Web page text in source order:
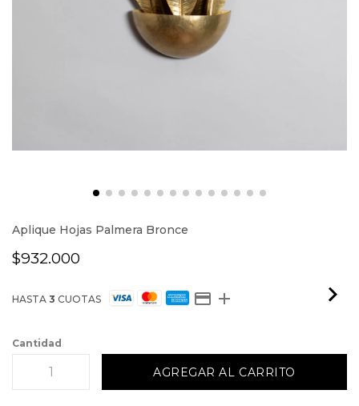
Aplique Hojas Palmera Bronce
$932.000
HASTA 3 CUOTAS
Cantidad